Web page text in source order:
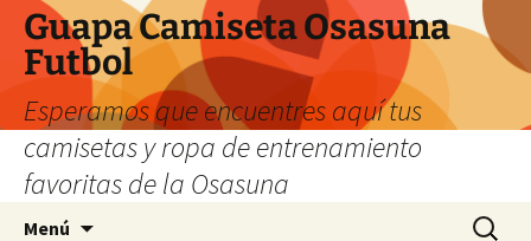
Guapa Camiseta Osasuna
Futbol
Esperamos que encuentres aquí tus
camisetas y ropa de entrenamiento
favoritas de la Osasuna
Menú Buscar: